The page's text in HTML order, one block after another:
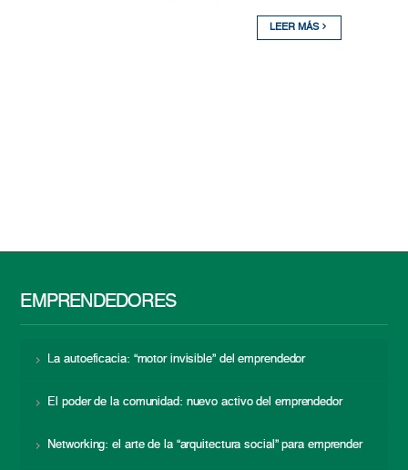
LEER MÁS
EMPRENDEDORES
La autoeficacia: “motor invisible” del emprendedor
El poder de la comunidad: nuevo activo del emprendedor
Networking: el arte de la “arquitectura social” para emprender